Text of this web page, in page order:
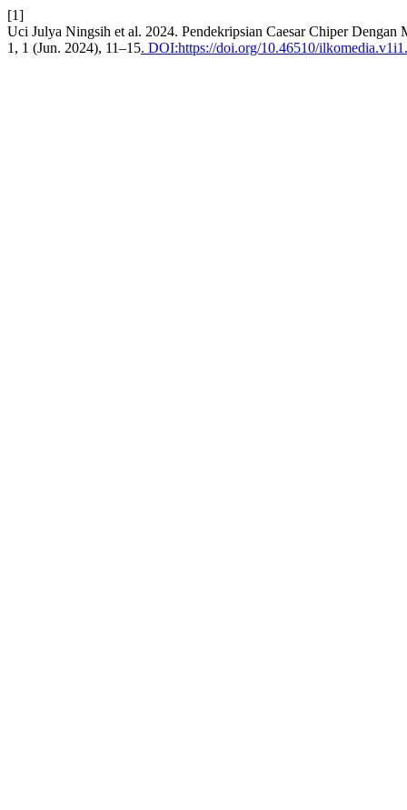
[1]
Uci Julya Ningsih et al. 2024. Pendekripsian Caesar Chiper
1, 1 (Jun. 2024), 11–15. DOI:https://doi.org/10.46510/